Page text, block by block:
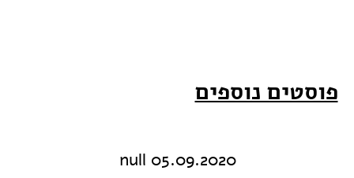
פוסטים נוספים
05.09.2020 null